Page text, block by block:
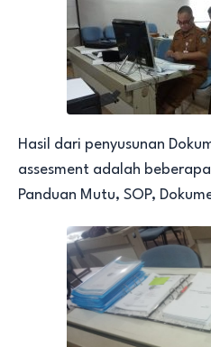
Hasil dari penyusunan
assesment adalah
Panduan Mutu, SOP,